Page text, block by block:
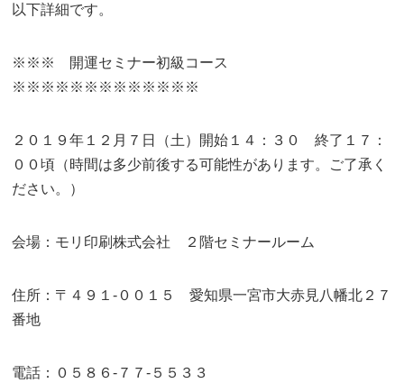
以下詳細です。
※※※ 開運セミナー初級コース
※※※※※※※※※※※※※
２０１９年１２月７日（土）開始１４：３０ 終了１７：
００頃（時間は多少前後する可能性があります。ご了承く
ださい。）
会場：モリ印刷株式会社 ２階セミナールーム
住所：〒４９１-００１５ 愛知県一宮市大赤見八幡北２７
番地
電話：０５８６-７７-５５３３